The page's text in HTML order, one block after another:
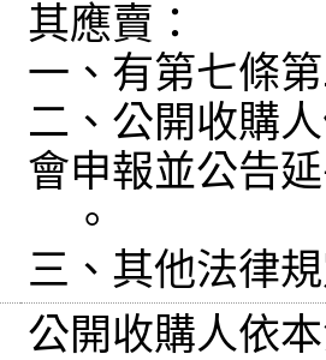
其應賣：
一、有第七條
二、公開收購
會申報並公告
三、其他法律
公開收購人依